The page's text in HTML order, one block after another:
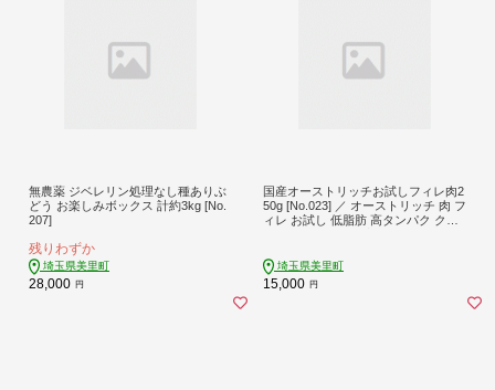
無農薬 ジベレリン処理なし種ありぶ
どう お楽しみボックス 計約3kg [No.
207]
残りわずか
埼玉県美里町
28,000 円
国産オーストリッチお試しフィレ肉2
50g [No.023] ／ オーストリッチ 肉 フ
ィレ お試し 低脂肪 高タンパク クセ
埼玉県美里町
15,000 円